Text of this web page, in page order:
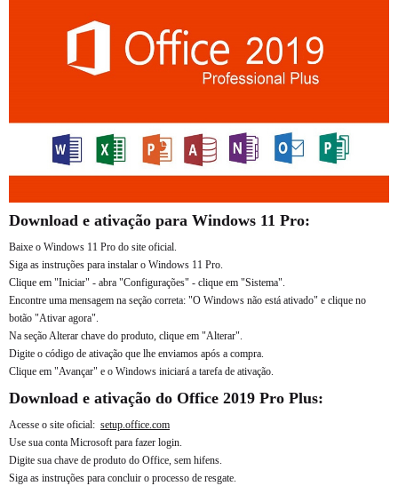
Download e ativação para Windows 11 Pro:
Baixe o Windows 11 Pro do site oficial.
Siga as instruções para instalar o Windows 11 Pro.
Clique em "Iniciar" - abra "Configurações" - clique em "Sistema".
Encontre uma mensagem na seção correta: "O Windows não está ativado" e clique no
botão "Ativar agora".
Na seção Alterar chave do produto, clique em "Alterar".
Digite o código de ativação que lhe enviamos após a compra.
Clique em "Avançar" e o Windows iniciará a tarefa de ativação.
Download e ativação do Office 2019 Pro Plus:
Acesse o site oficial: setup.office.com
Use sua conta Microsoft para fazer login.
Digite sua chave de produto do Office, sem hifens.
Siga as instruções para concluir o processo de resgate.